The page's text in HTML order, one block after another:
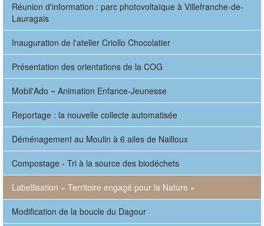
Réunion d'information : parc photovoltaïque à Villefranche-de-
Lauragais
Inauguration de l'atelier Criollo Chocolatier
Présentation des orientations de la COG
Mobil'Ado ~ Animation Enfance-Jeunesse
Reportage : la nouvelle collecte automatisée
Déménagement au Moulin à 6 ailes de Nailloux
Compostage - Tri à la source des biodéchets
Labellisation « Territoire engagé pour la Nature »
Modification de la boucle du Dagour